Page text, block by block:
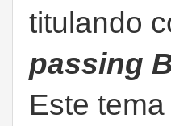
titulando
passing
Este